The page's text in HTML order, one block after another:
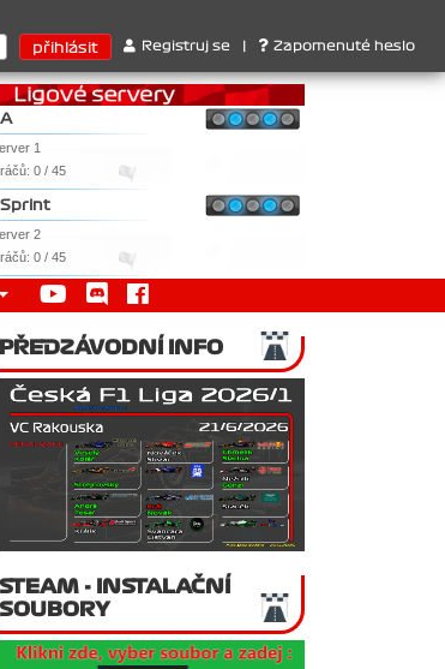
, 3. RedBull ..... SprintCup - 1. Jan
Registruj se Zapomenuté heslo
1
0 / 45
2
0 / 45
PŘEDZÁVODNÍ INFO
STEAM - INSTALAČNÍ
SOUBORY